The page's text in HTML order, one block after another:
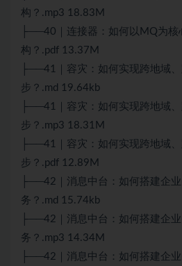
构？.mp3 18.83M
├──40｜连接器：如何以MQ为核
构？.pdf 13.37M
├──41｜容灾：如何实现跨地域
步？.md 19.64kb
├──41｜容灾：如何实现跨地域
步？.mp3 18.31M
├──41｜容灾：如何实现跨地域
步？.pdf 12.89M
├──42｜消息中台：如何搭建企
务？.md 15.74kb
├──42｜消息中台：如何搭建企
务？.mp3 14.34M
├──42｜消息中台：如何搭建企